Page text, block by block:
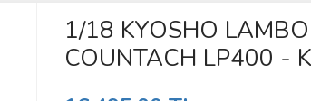
1/18 KYOSHO
COUNTACH LP400 -